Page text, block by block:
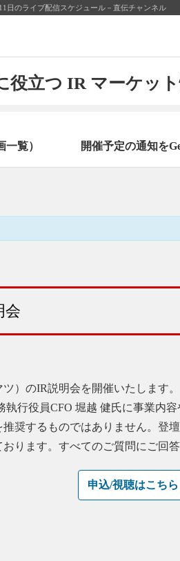
日のライブ配信スケジュール－直伝チャンネル
役立つ IR マーケッ
覧） 開催予定の通知を
会
）のIR説明会を開催いたします。
行役員CFO 堀越 健氏に事業内
奨するものではありません。登
ります。すべてのご質問にご回
申込/視聴はこちら